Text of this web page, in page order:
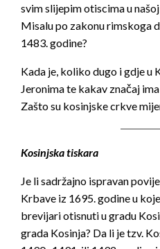
svim slijepim otiscima u
Misalu po zakonu rimskoga
1483. godine?
Kada je, koliko dugo i gdje u
Jeronima te kakav značaj
Zašto su kosinjske crkve
Kosinjska tiskara
Je li sadržajno ispravan
Krbave iz 1695. godine u
brevijari otisnuti u gradu
grada Kosinja? Da li je tzv.